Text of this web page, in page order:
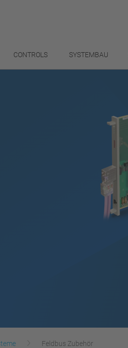
CONTROLS SYSTEMBAU
Feldbus Zubehör